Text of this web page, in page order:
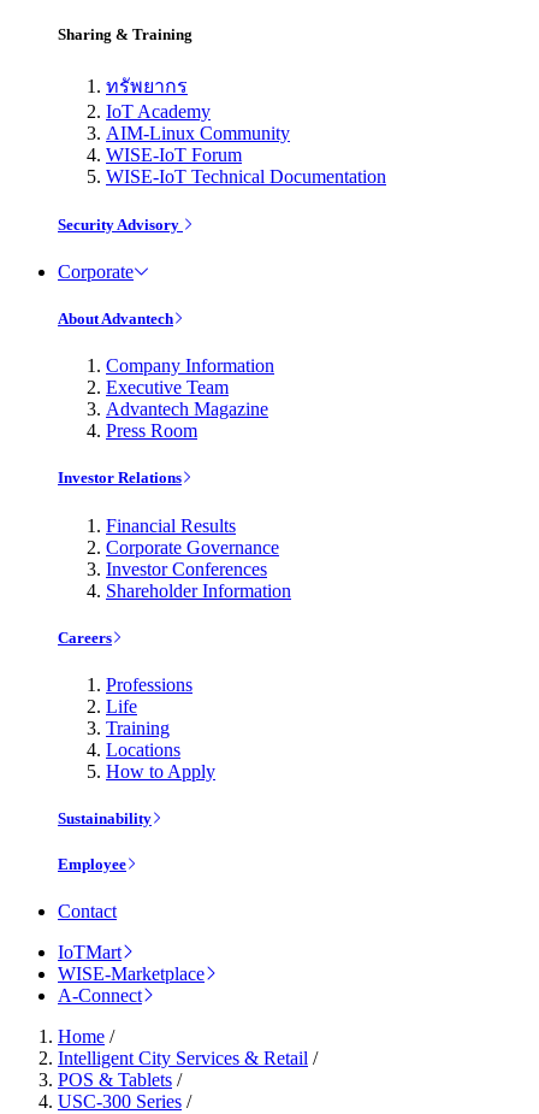
Sharing & Training
ทรัพยากร
IoT Academy
AIM-Linux Community
WISE-IoT Forum
WISE-IoT Technical Documentation
Security Advisory
Corporate
About Advantech
Company Information
Executive Team
Advantech Magazine
Press Room
Investor Relations
Financial Results
Corporate Governance
Investor Conferences
Shareholder Information
Careers
Professions
Life
Training
Locations
How to Apply
Sustainability
Employee
Contact
IoTMart
WISE-Marketplace
A-Connect
Home /
Intelligent City Services & Retail /
POS & Tablets /
USC-300 Series /